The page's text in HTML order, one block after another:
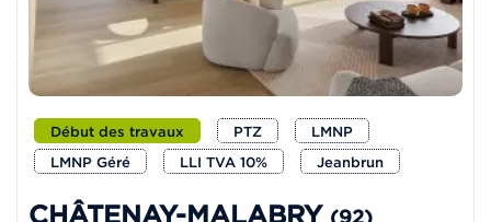
Début des travaux PTZ
LMNP
LMNP Géré
LLI TVA 10% Jeanbrun
CHÂTENAY-MALABRY